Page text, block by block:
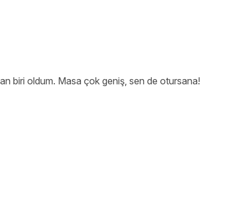
biri oldum. Masa çok geniş, sen de otursana!